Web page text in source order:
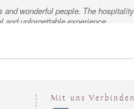
wonderful people. The
and unforgettable experience
Mit uns